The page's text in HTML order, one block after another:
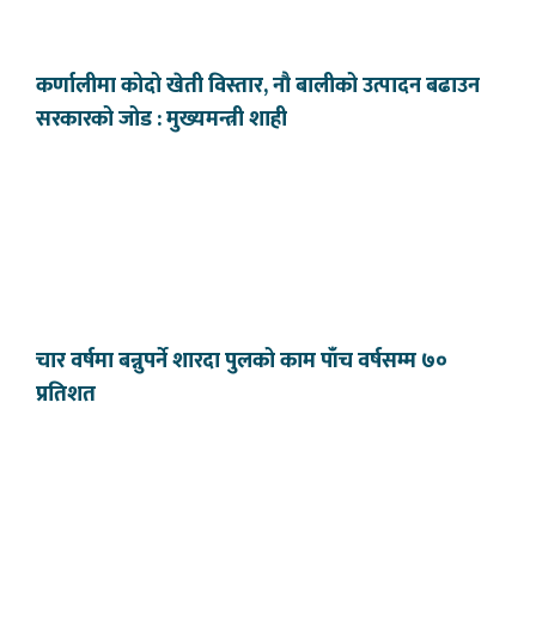
कर्णालीमा कोदो खेती विस्तार, नौ बालीको उत्पादन बढाउन
सरकारको जोड : मुख्यमन्त्री शाही
चार वर्षमा बन्नुपर्ने शारदा पुलको काम पाँच वर्षसम्म ७०
प्रतिशत